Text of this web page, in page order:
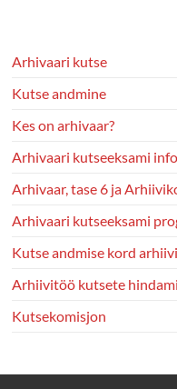
Arhivaari kutse
Kutse andmine
Kes on arhivaar?
Arhivaari kutseeksami info
Arhivaar, tase 6 ja
Arhivaari kutseeksami
Kutse andmise kord
Arhiivitöö kutsete
Kutsekomisjon